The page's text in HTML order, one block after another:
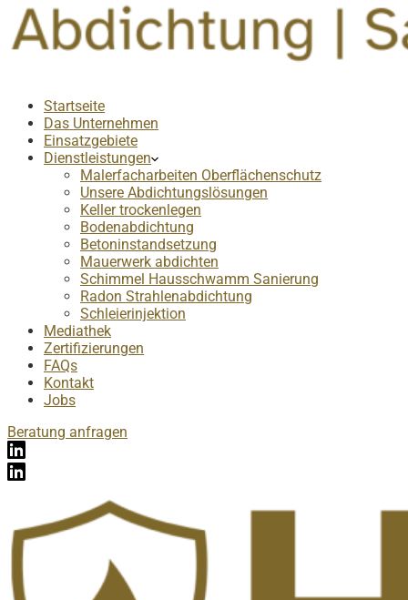
Startseite
Das Unternehmen
Einsatzgebiete
Dienstleistungen
Malerfacharbeiten Oberflächenschutz
Unsere Abdichtungslösungen
Keller trockenlegen
Bodenabdichtung
Betoninstandsetzung
Mauerwerk abdichten
Schimmel Hausschwamm Sanierung
Radon Strahlenabdichtung
Schleierinjektion
Mediathek
Zertifizierungen
FAQs
Kontakt
Jobs
Beratung anfragen